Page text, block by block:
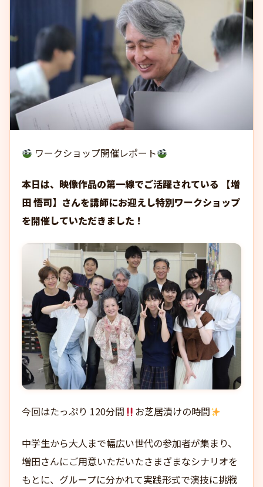
ワークショップ開催レポート
本日は、映像作品の第一線でご活躍されている 【増
田 悟司】さんを講師にお迎えし特別ワークショップ
を開催していただきました！
今回はたっぷり 120分間 お芝居漬けの時間
中学生から大人まで幅広い世代の参加者が集まり、
増田さんにご用意いただいたさまざまなシナリオを
もとに、グループに分かれて実践形式で演技に挑戦